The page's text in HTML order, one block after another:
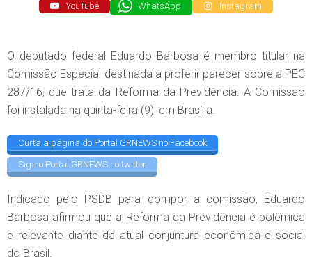
YouTube
WhatsApp Instagram
O deputado federal Eduardo Barbosa é membro titular na
Comissão Especial destinada a proferir parecer sobre a PEC
287/16, que trata da Reforma da Previdência. A Comissão
foi instalada na quinta-feira (9), em Brasília.
Curta a página do Portal GRNEWS no Facebook
Siga o Portal GRNEWS no twitter
Indicado pelo PSDB para compor a comissão, Eduardo
Barbosa afirmou que a Reforma da Previdência é polêmica
e relevante diante da atual conjuntura econômica e social
do Brasil.